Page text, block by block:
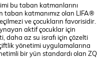
bu taban katmanlarını
taban katmanımız olan LIFA®
ve çocukların favorisidir.
aktif çocuklar için
daha az su israfı için çözelti
yönetimi uygulamalarına
bir yün standardı olan ZQ